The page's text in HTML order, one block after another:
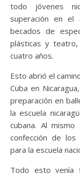
todo jóvenes
superación en
becados de
plásticas y
cuatro años.
Esto abrió el
Cuba en
preparación en
la escuela
cubana. Al
confección de los
para la escuela
Todo esto venía